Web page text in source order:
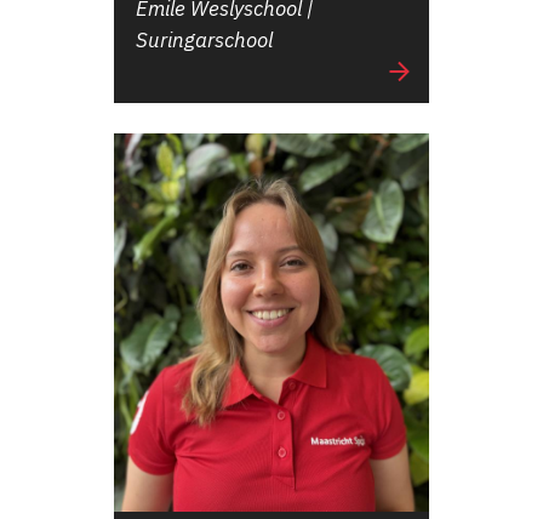
Emile Weslyschool |
Suringarschool